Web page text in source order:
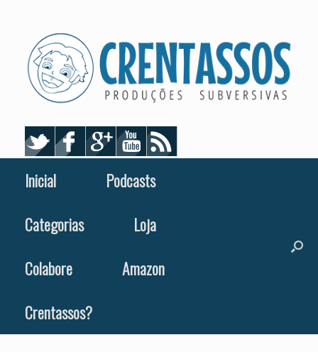
Inicial
Podcasts
Categorias
Loja
Colabore
Amazon
Crentassos?